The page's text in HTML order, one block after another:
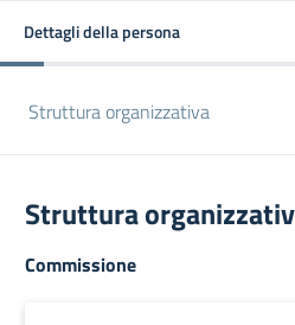
Dettagli della persona
Struttura organizzativa
Struttura
Commissione